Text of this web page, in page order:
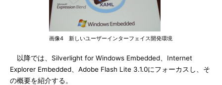
画像4 新しいユーザーインターフェイス開発環境
以降では、Silverlight for Windows Embedded、Internet
Explorer Embedded、Adobe Flash Lite 3.1.0にフォーカスし、そ
の概要を紹介する。